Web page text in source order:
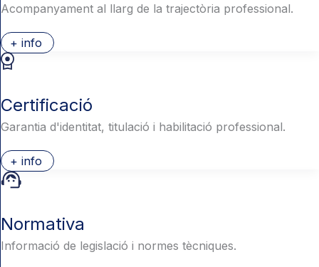
Acompanyament al llarg de la trajectòria professional.
+ info
Certificació
Garantia d'identitat, titulació i habilitació professional.
+ info
Normativa
Informació de legislació i normes tècniques.